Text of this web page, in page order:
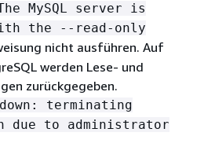
MySQL server is
the --read-only
nicht ausführen. Auf
werden Lese- und
zurückgegeben.
terminating
due to administrator